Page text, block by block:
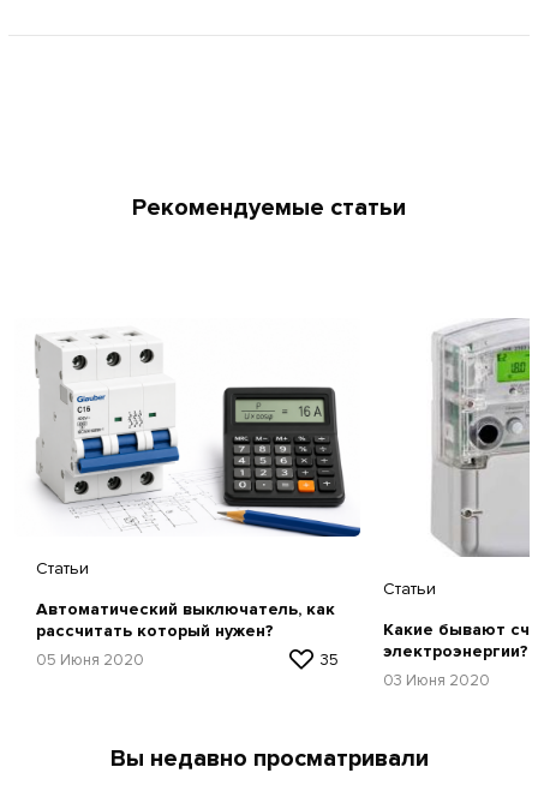
Рекомендуемые статьи
Статьи
Автоматический выключатель, как
рассчитать который нужен?
05 Июня 2020 35
Статьи
Какие бывают
электроэнергии?
03 Июня 2020
Вы недавно просматривали